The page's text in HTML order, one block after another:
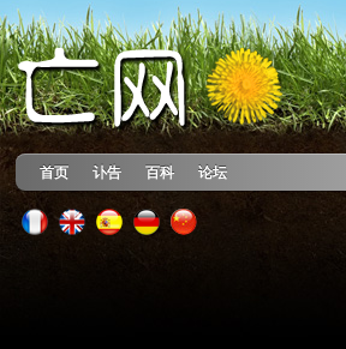
首页 讣告 百科 论坛